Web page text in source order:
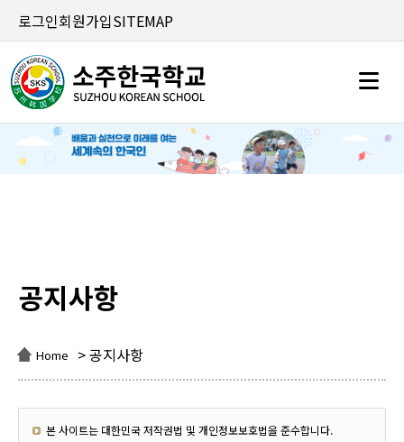
로그인회원가입SITEMAP
공지사항
Home > 공지사항
본 사이트는 대한민국 저작권법 및 개인정보보호법을 준수합니다.